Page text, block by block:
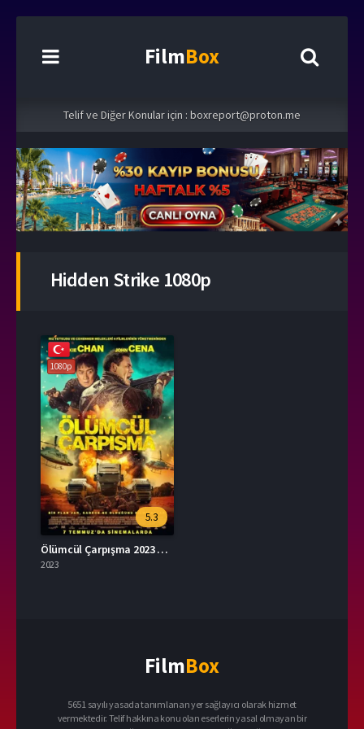
FilmBox
Telif ve Diğer Konular için : boxreport@proton.me
Hidden Strike 1080p
1080p
5.3
Ölümcül Çarpışma 2023 – Hidden Strike 1080p Turkce Dublaj izle
2023
FilmBox
5651 sayılı yasada tanımlanan yer sağlayıcı olarak hizmet
vermektedir. Telif hakkına konu olan eserlerin yasal olmayan bir